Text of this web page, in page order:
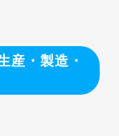
産・製造・